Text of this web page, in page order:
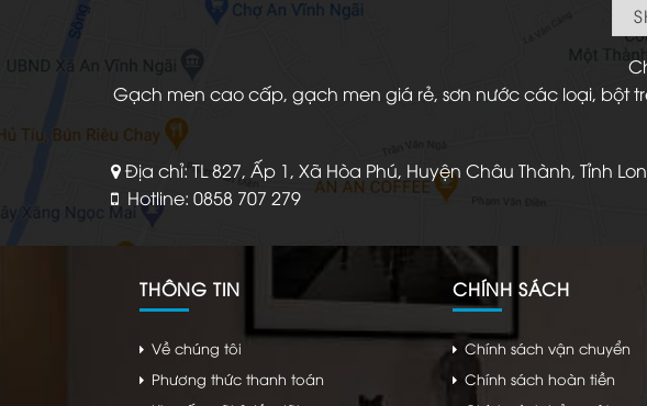
Gạch men cao cấp, gạch men giá rẻ, sơn nước các loại, bột
Địa chỉ: TL 827, Ấp 1, Xã Hòa Phú, Huyện Châu Thành, Tỉnh
Hotline: 0858 707 279
THÔNG TIN
Về chúng tôi
Phương thức thanh toán
CHÍNH SÁCH
Chính sách vận chuyển
Chính sách hoàn tiền